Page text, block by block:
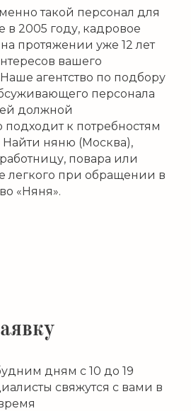
такой персонал для
в 2005 году, кадровое
протяжении уже 12 лет
вашего
агентство по подбору
персонала
должной
подходит к потребностям
Найти няню (Москва),
повара или
легкого при обращении в
«Няня».
дням с 10 до 19
свяжутся с вами в